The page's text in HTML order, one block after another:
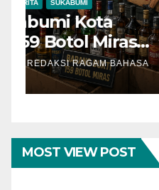
AGENDA KEGIATAN BERITA
Polres
Amankan 159
Ilegal dari
Operasi
AGU 7, 2026
MOST VIEW POST